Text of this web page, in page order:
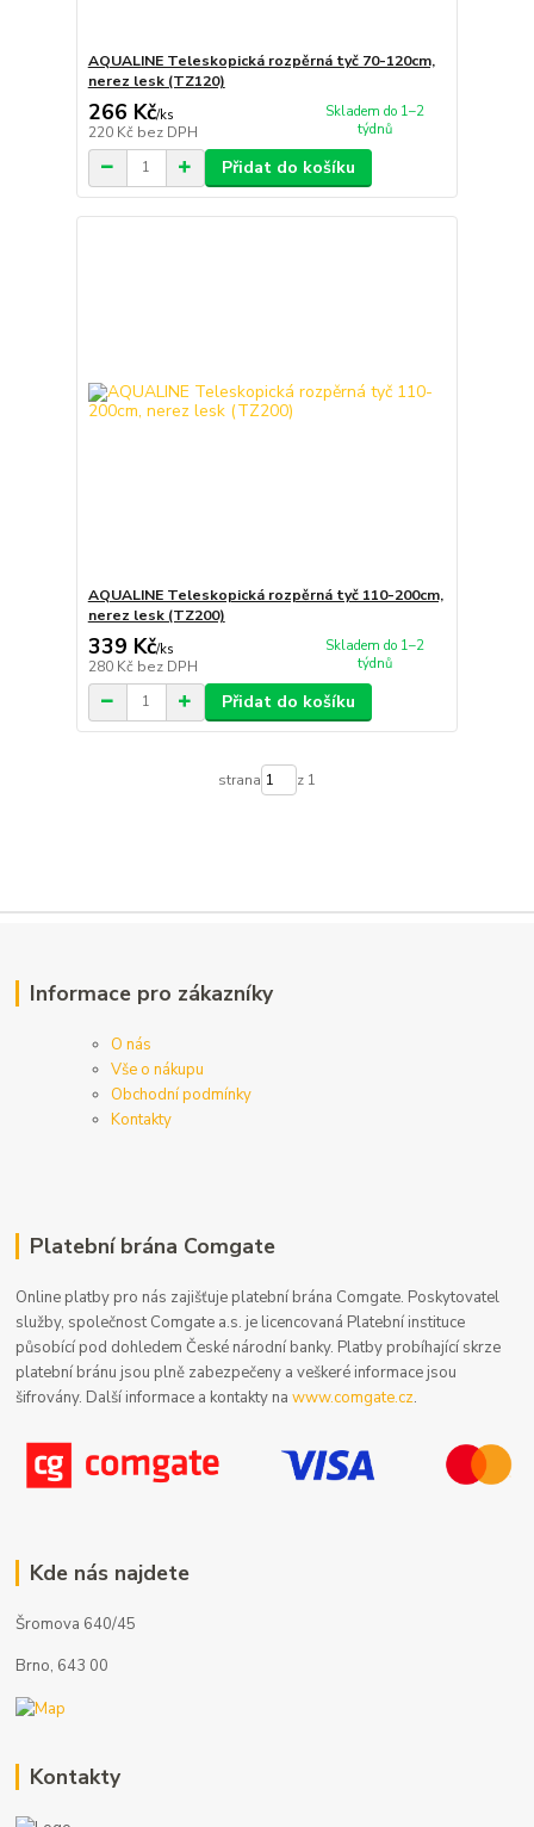
AQUALINE Teleskopická rozpěrná tyč 70-120cm,
nerez lesk (TZ120)
266 Kč/ks
220 Kč bez DPH
Skladem do 1–2
týdnů
Přidat do košíku
AQUALINE Teleskopická rozpěrná tyč 110-200cm,
nerez lesk (TZ200)
339 Kč/ks
280 Kč bez DPH
Skladem do 1–2
týdnů
Přidat do košíku
strana z 1
Informace pro zákazníky
O nás
Vše o nákupu
Obchodní podmínky
Kontakty
Platební brána Comgate
Online platby pro nás zajišťuje platební brána Comgate. Poskytovatel
služby, společnost Comgate a.s. je licencovaná Platební instituce
působící pod dohledem České národní banky. Platby probíhající skrze
platební bránu jsou plně zabezpečeny a veškeré informace jsou
šifrovány. Další informace a kontakty nawww.comgate.cz.
Kde nás najdete
Šromova 640/45
Brno, 643 00
Kontakty